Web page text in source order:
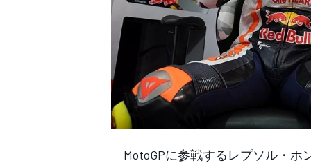
MotoGPに参戦するレプソル・ホ